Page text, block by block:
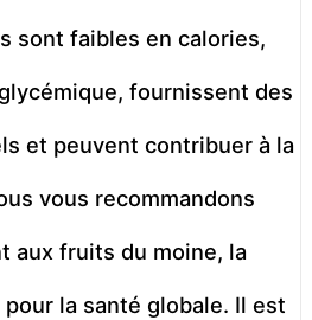
sont faibles en calories,
fournissent des
et peuvent contribuer à la
vous recommandons
aux fruits du moine, la
la santé globale. Il est